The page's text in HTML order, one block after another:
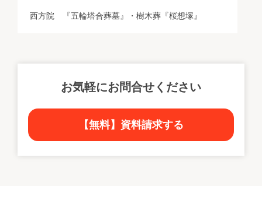
西方院 『五輪塔合葬墓』・樹木葬『桜想塚』
お気軽にお問合せください
【無料】資料請求する